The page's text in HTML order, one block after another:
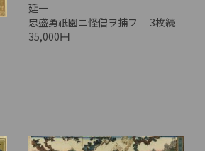
延一
忠盛勇祇園ニ怪僧ヲ捕フ 3枚続
35,000円